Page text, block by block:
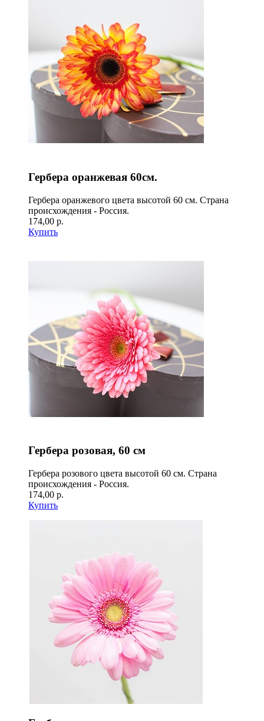
Гербера оранжевая 60см.
Гербера оранжевого цвета высотой 60 см. Страна
происхождения - Россия.
174,00 р.
Купить
Гербера розовая, 60 см
Гербера розового цвета высотой 60 см. Страна
происхождения - Россия.
174,00 р.
Купить